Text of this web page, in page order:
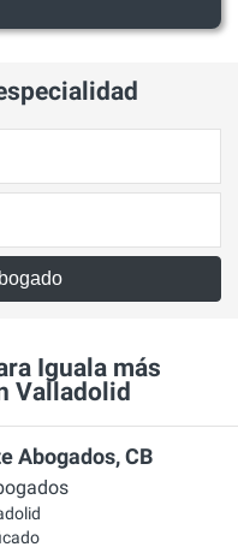
Iguala más
Valladolid
Abogados, CB